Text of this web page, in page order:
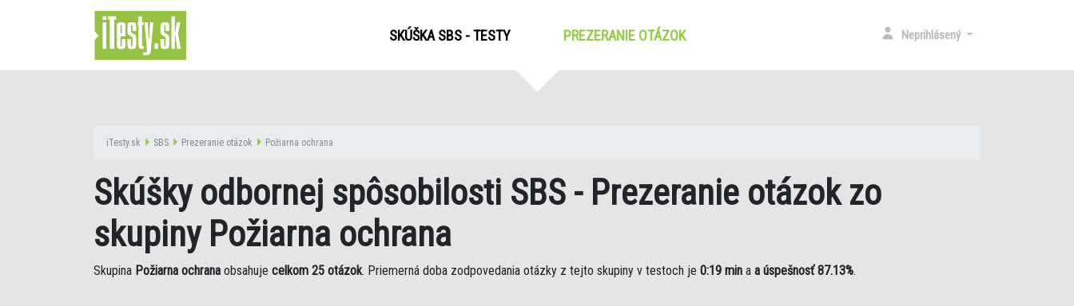
SKÚŠKA SBS - TESTY PREZERANIE OTÁZOK(CURRENT) Neprihlásený
iTesty.sk SBS Prezeranie otázok Požiarna ochrana
Skúšky odbornej spôsobilosti SBS - Prezeranie otázok zo
skupiny Požiarna ochrana
Skupina Požiarna ochrana obsahuje celkom 25 otázok. Priemerná doba zodpovedania otázky z tejto skupiny v testoch je 0:19 min a a úspešnosť 87.13%.